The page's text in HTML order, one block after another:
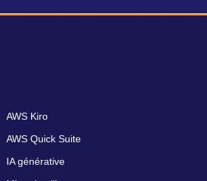
AWS Kiro
AWS Quick Suite
IA générative